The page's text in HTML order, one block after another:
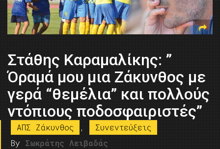
Στάθης Καραμαλίκης: ”
Όραμά μου μια Ζάκυνθος με
γερά “θεμέλια” και πολλούς
ντόπιους ποδοσφαιριστές”
ΑΠΣ Ζάκυνθος ,
Συνεντεύξεις
By Σωκράτης Λειβαδάς